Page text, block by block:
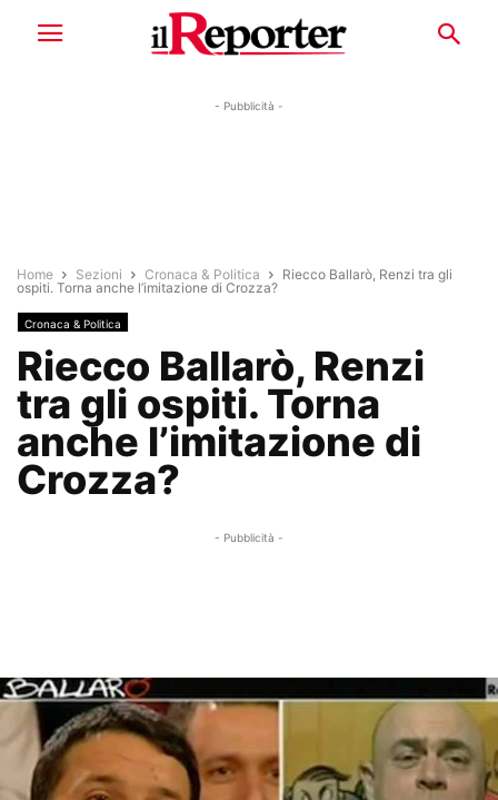
- Pubblicità -
Home Sezioni Cronaca & Politica
Riecco Ballarò, Renzi tra gli
ospiti. Torna anche l’imitazione di Crozza?
Cronaca & Politica
Riecco Ballarò, Renzi
tra gli ospiti. Torna
anche l’imitazione di
Crozza?
- Pubblicità -